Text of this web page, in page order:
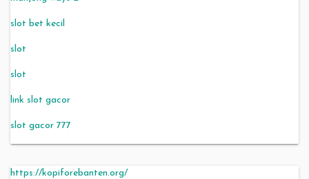
slot bet kecil
slot
slot
link slot gacor
slot gacor 777
https://kopiforebanten.org/